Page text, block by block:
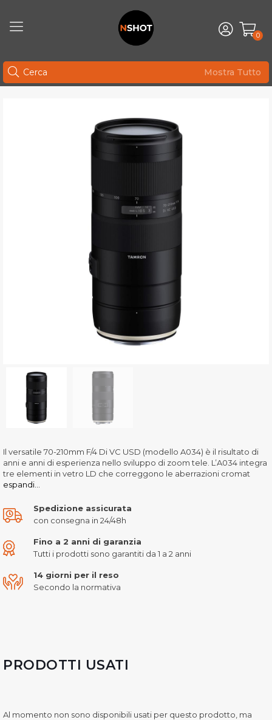
0
Mostra Tutto
Il versatile 70-210mm F/4 Di VC USD (modello A034) è il risultato di
anni e anni di esperienza nello sviluppo di zoom tele. L’A034 integra
tre elementi in vetro LD che correggono le aberrazioni cromat
espandi...
Spedizione assicurata
con consegna in 24/48h
Fino a 2 anni di garanzia
Tutti i prodotti sono garantiti da 1 a 2 anni
14 giorni per il reso
Secondo la normativa
PRODOTTI USATI
Al momento non sono disponibili usati per questo prodotto, ma